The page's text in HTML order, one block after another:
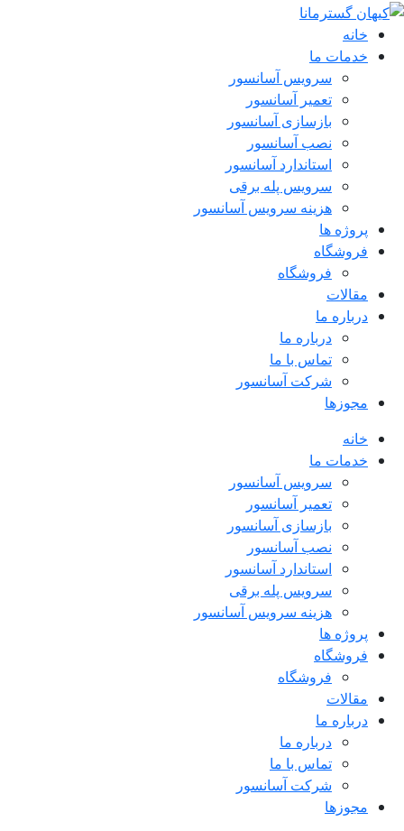
خانه
خدمات ما
سرویس آسانسور
تعمیر آسانسور
بازسازی آسانسور
نصب آسانسور
استاندارد آسانسور
سرویس پله برقی
هزینه سرویس آسانسور
پروژه ها
فروشگاه
فروشگاه
مقالات
درباره ما
درباره ما
تماس با ما
شرکت آسانسور
مجوزها
خانه
خدمات ما
سرویس آسانسور
تعمیر آسانسور
بازسازی آسانسور
نصب آسانسور
استاندارد آسانسور
سرویس پله برقی
هزینه سرویس آسانسور
پروژه ها
فروشگاه
فروشگاه
مقالات
درباره ما
درباره ما
تماس با ما
شرکت آسانسور
مجوزها